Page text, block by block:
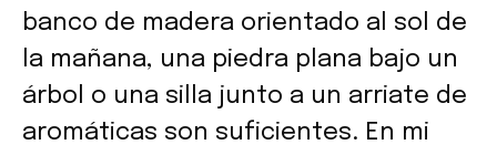
banco de madera orientado al sol de
la mañana, una piedra plana bajo un
árbol o una silla junto a un arriate de
aromáticas son suficientes. En mi